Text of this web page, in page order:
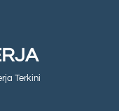
Terkini